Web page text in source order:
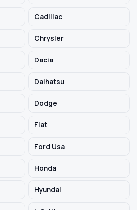
Cadillac
Chrysler
Dacia
Daihatsu
Dodge
Fiat
Ford Usa
Honda
Hyundai